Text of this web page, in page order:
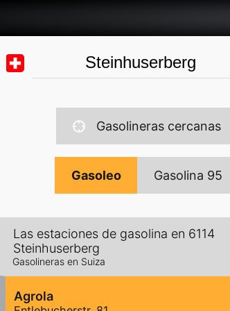
Gasolineras cercanas
Gasoleo Gasolina 95
Las estaciones de gasolina en 6114
Steinhuserberg
Gasolineras en Suiza
Agrola